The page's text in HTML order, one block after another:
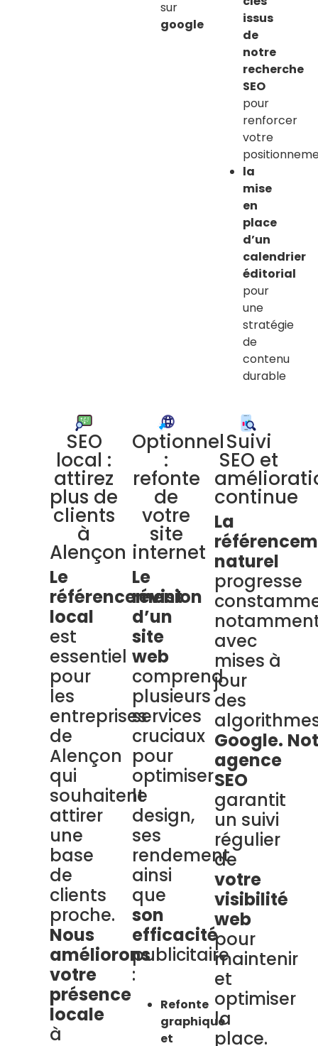
sur
google
issus
de
notre
recherche
SEO
pour
renforcer
votre
la
mise
en
place
d’un
calendrier
éditorial
pour
une
stratégie
de
contenu
durable
SEO
local :
attirez
plus de
clients
à
Alençon
Le
référencement
local
est
essentiel
pour
les
entreprises
de
Alençon
qui
souhaitent
attirer
une
base
de
clients
proche.
Nous
améliorons
votre
présence
locale
à
Optionnel
:
refonte
de
votre
site
internet
Le
révision
d’un
site
web
comprend
plusieurs
services
cruciaux
pour
optimiser
le
design,
ses
rendement
ainsi
que
son
efficacité
publicitaire
:
Refonte
graphique
et
Suivi
SEO et
continue
La
naturel
progresse
avec
mises à
jour
des
Google.
agence
SEO
garantit
un suivi
régulier
de
votre
visibilité
web
pour
maintenir
et
optimiser
la
place.